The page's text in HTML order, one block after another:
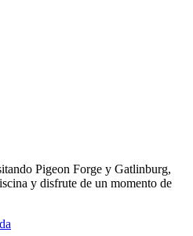
Pigeon Forge y Gatlinburg,
y disfrute de un momento de